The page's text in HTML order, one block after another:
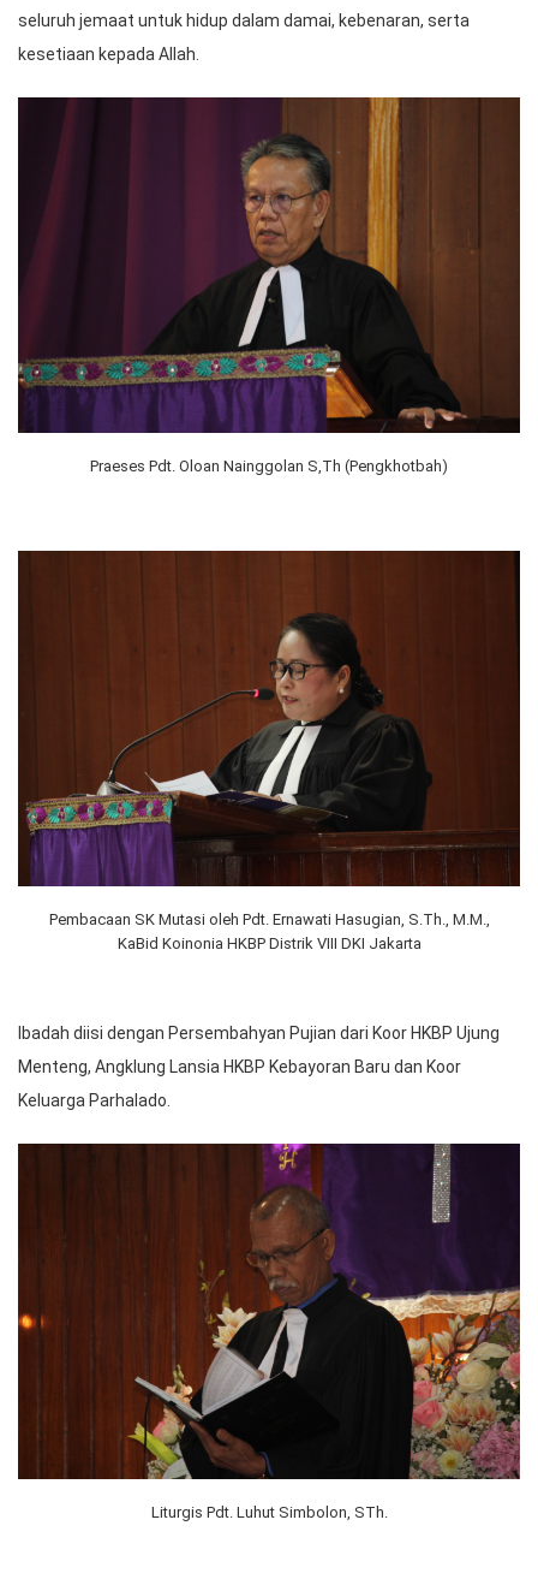
seluruh jemaat untuk hidup dalam damai, kebenaran, serta
kesetiaan kepada Allah.
Praeses Pdt. Oloan Nainggolan S,Th (Pengkhotbah)
Pembacaan SK Mutasi oleh Pdt. Ernawati Hasugian, S.Th., M.M.,
KaBid Koinonia HKBP Distrik VIII DKI Jakarta
Ibadah diisi dengan Persembahyan Pujian dari Koor HKBP Ujung
Menteng, Angklung Lansia HKBP Kebayoran Baru dan Koor
Keluarga Parhalado.
Liturgis Pdt. Luhut Simbolon, STh.